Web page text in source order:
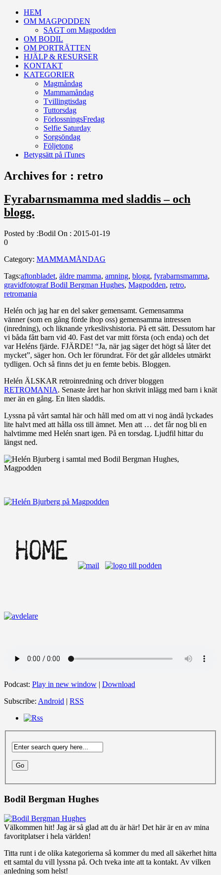
HEM
OM MAGPODDEN
SAGT om Magpodden
OM BODIL
OM PORTRÄTTEN
HJÄLP & RESURSER
KONTAKT
KATEGORIER
Magmåndag
Mammamåndag
Tvillingtisdag
Tuttorsdag
FörlossningsFredag
Selfie Saturday
Sorgsöndag
Följetong
Betygsätt på iTunes
Archives for : retro
Fyrabarnsmamma med sladdis – och
blogg.
Posted by :Bodil On : 2015-01-19
0
Category: MAMMAMÅNDAG
Tags:aftonbladet, äldre mamma, amning, blogg, fyrabarnsmamma,
gravidfotograf Bodil Bergman Hughes, Magpodden, retro,
retromania
Helén och jag har en del saker gemensamt. Gemensamma
vänner (som en gång förde ihop oss) gemensamma intressen
(inredning), och liknande yrkeslivshistoria. På ett sätt. Dessutom har
vi båda fått barn vid 40. Fast det var mitt första (och enda) och det
var Heléns fjärde. FJÄRDE! “Ja, när jag säger det högt så låter det
mycket”, säger hon. Och ler förundrat. För det går alldeles utmärkt
tydligen. Och så finns det ju en femte bebis. Bloggen.
Helén ÄLSKAR retroinredning och driver bloggen
RETROMANIA. Senaste året har hon skrivit inlägg med barn i knät
mer än en gång. En liten sladdis.
Lyssna på vårt samtal här och håll med om att vi nog ändå lyckades
lite halvt med att hålla oss till ämnet. Men att … det får nog bli en
halvtimme med Helén snart igen. På en torsdag. Ljudfil hittar du
längst ned.
Podcast: Play in new window | Download
Subscribe: Android | RSS
Bodil Bergman Hughes
Välkommen hit! Jag är så glad att du är här! Det här är en av mina
favoritplatser i hela världen!
Titta runt i de olika kategorierna så kommer du med all säkerhet hitta
ett samtal du vill lyssna på. Och tveka inte att ta kontakt. Av vilken
anledning som helst!